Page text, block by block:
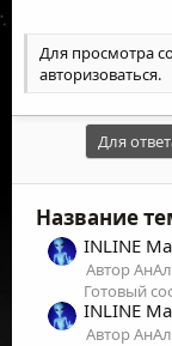
Для просмотра
авторизоваться.
Для
Название
INLINE
Автор
Готовый
INLINE
Автор